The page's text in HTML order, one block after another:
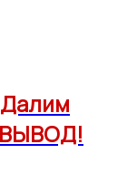
Далим
ВЫВОД!